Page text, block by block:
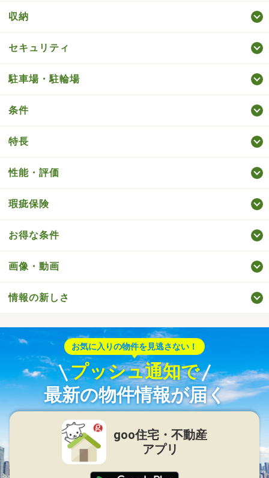
収納
セキュリティ
駐車場・駐輪場
条件
特長
性能・評価
瑕疵保険
お得な条件
画像・動画
情報の新しさ
お気に入りの物件を見逃さない！
プッシュ通知で
最新の物件情報が届く
goo住宅・不動産
アプリ